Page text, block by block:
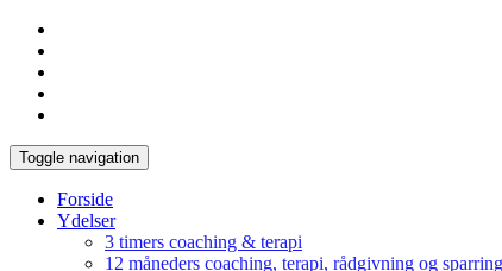
Toggle navigation
Forside
Ydelser
3 timers coaching & terapi
12 måneders coaching, terapi, rådgivning og sparring